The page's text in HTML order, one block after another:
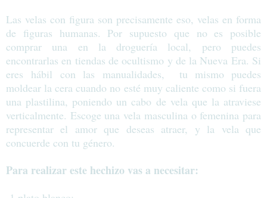
Las velas con figura son precisamente eso, velas en forma
de figuras humanas. Por supuesto que no es posible
comprar una en la droguería local, pero puedes
encontrarlas en tiendas de ocultismo y de la Nueva Era. Si
eres hábil con las manualidades, tu mismo puedes
moldear la cera cuando no esté muy caliente como si fuera
una plastilina, poniendo un cabo de vela que la atraviese
verticalmente. Escoge una vela masculina o femenina para
representar el amor que deseas atraer, y la vela que
concuerde con tu género.
Para realizar este hechizo vas a necesitar: